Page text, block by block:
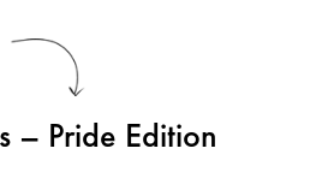
– Pride Edition